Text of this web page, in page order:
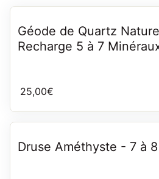
Géode de Quartz
Recharge 5 à 7
Prix normal
25,00€
Druse Améthyste - 7 à